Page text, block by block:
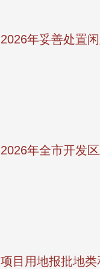
2026年妥善处置
2026年全市开发
项目用地报批地